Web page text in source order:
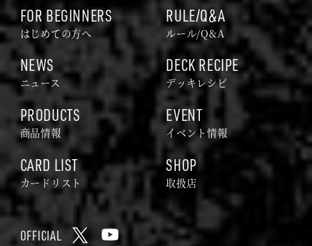
｜
O
D
Z
I
A
C
R
e
b
o
o
k
E
FOR BEGINNERS
はじめての方へ
NEWS
ニュース
PRODUCTS
商品情報
CARD LIST
カードリスト
RULE/Q&A
ルール/Q&A
DECK RECIPE
デッキレシピ
EVENT
イベント情報
SHOP
取扱店
OFFICIAL